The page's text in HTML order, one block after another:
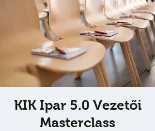
KIK Ipar 5.0 Vezetői
Masterclass